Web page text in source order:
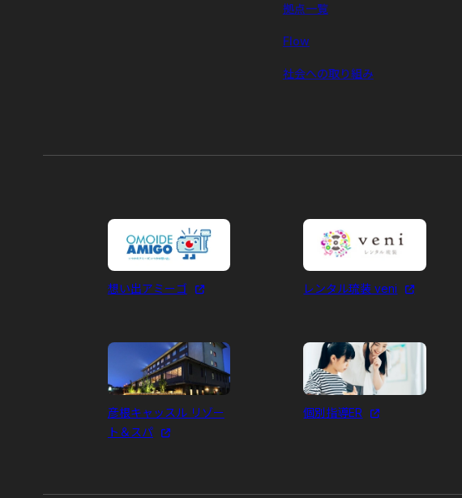
拠点一覧
Flow
社会への取り組み
想い出アミーゴ レンタル琉装 veni
彦根キャッスル リゾー
ト＆スパ
個別指導ER